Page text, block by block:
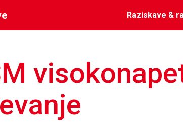
Raziskave &